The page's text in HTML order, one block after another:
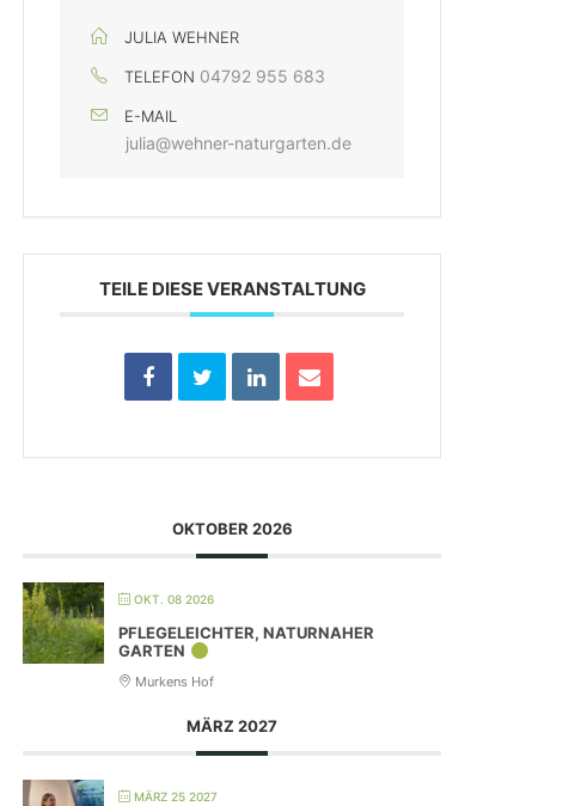
JULIA WEHNER
TELEFON 04792 955 683
E-MAIL
julia@wehner-naturgarten.de
TEILE DIESE VERANSTALTUNG
OKTOBER 2026
OKT. 08 2026
PFLEGELEICHTER, NATURNAHER
GARTEN
Murkens Hof
MÄRZ 2027
MÄRZ 25 2027